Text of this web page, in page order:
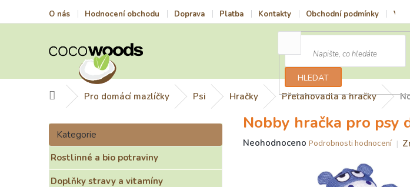
O nás Hodnocení obchodu Doprava Platba Kontakty Obchodní podmínky
HLEDAT
Domů Pro domácí mazlíčky Psi Hračky Přetahovadla a hračky
P
s
t
r
Přeskočit
kategorie
Kategorie
Rostlinné a bio potraviny
Doplňky stravy a vitamíny
Nobby hračka pro psy
Průměrné
Neohodnoceno Podrobnosti hodnocení